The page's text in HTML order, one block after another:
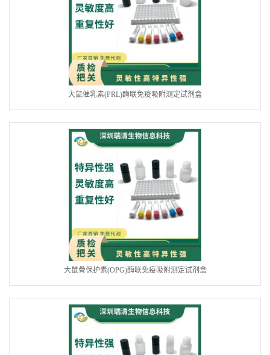
大鼠催乳素(PRL)酶联免疫吸附测定试剂盒
大鼠骨保护素(OPG)酶联免疫吸附测定试剂盒